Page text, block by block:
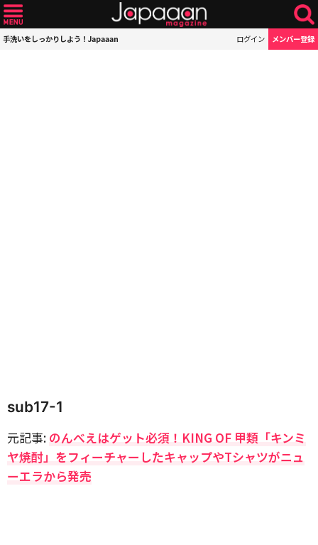
手洗いをしっかりしよう！Japaaan ログイン メンバー登録
sub17-1
元記事: のんべえはゲット必須！KING OF 甲類「キンミ
ヤ焼酎」をフィーチャーしたキャップやTシャツがニュ
ーエラから発売